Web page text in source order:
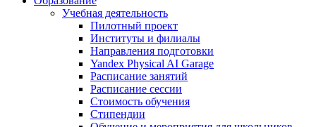
Учебная деятельность
Пилотный проект
Институты и филиалы
Направления подготовки
Yandex Physical AI Garage
Расписание занятий
Расписание сессии
Стоимость обучения
Стипендии